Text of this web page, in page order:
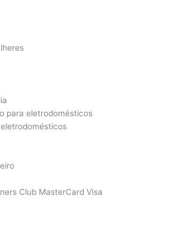
para eletrodomésticos
Club MasterCard Visa